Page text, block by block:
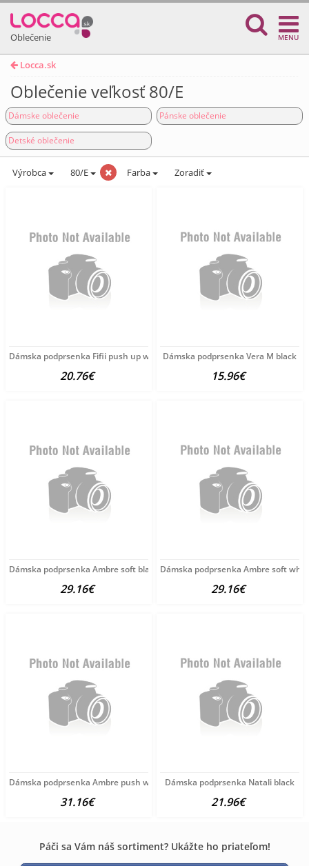
Oblečenie MENU
Locca.sk
Oblečenie veľkosť 80/E
Dámske oblečenie Pánske oblečenie
Detské oblečenie
Výrobca 80/E Farba Zoradiť
Dámska podprsenka Fifii push up white
20.76€
Dámska podprsenka Vera M black
15.96€
Dámska podprsenka Ambre soft black
29.16€
Dámska podprsenka Ambre soft
29.16€
Dámska podprsenka Ambre push white
31.16€
Dámska podprsenka Natali black
21.96€
Páči sa Vám náš sortiment? Ukážte ho priateľom!